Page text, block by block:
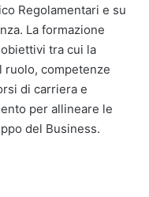
Regolamentari e su
La formazione
tra cui la
ruolo, competenze
di carriera e
per allineare le
del Business.